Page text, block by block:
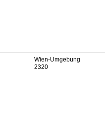
Wien-Umgebung
2320